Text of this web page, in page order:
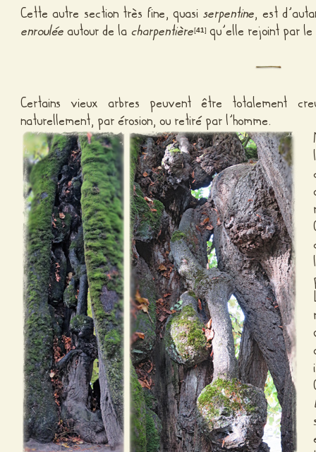
Cette autre section très fine, quasiserpentine, est
enrouléeautour de la charpentière[41] qu’elle rejoint par
Certains vieux arbres peuvent être totalement
naturellement, par érosion, ou retiré par l’homme.